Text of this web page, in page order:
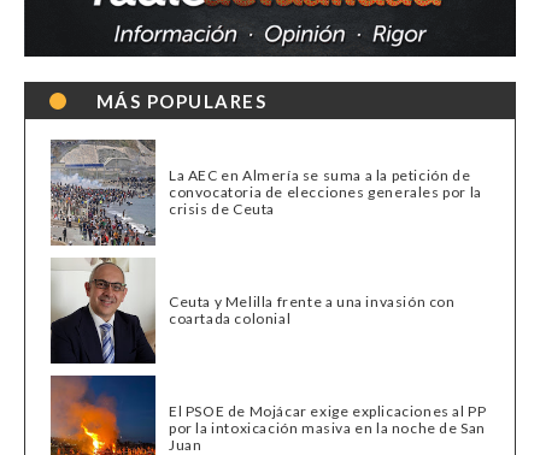
MÁS POPULARES
La AEC en Almería se suma a la petición de
convocatoria de elecciones generales por la
crisis de Ceuta
Ceuta y Melilla frente a una invasión con
coartada colonial
El PSOE de Mojácar exige explicaciones al PP
por la intoxicación masiva en la noche de San
Juan